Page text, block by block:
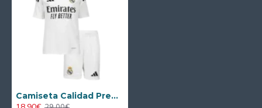
Camiseta Calidad Premium Real Madrid Home 2024/25 Niño